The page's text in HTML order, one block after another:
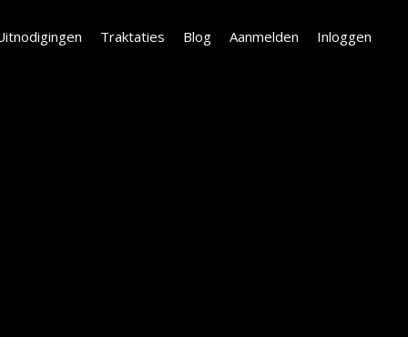
Aanmelden Inloggen
Traktaties Blog